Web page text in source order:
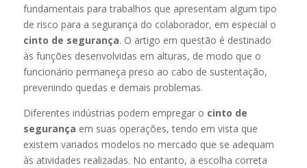
fundamentais para trabalhos que apresentam algum tipo
de risco para a segurança do colaborador, em especial o
cinto de segurança. O artigo em questão é destinado
às funções desenvolvidas em alturas, de modo que o
funcionário permaneça preso ao cabo de sustentação,
prevenindo quedas e demais problemas.
Diferentes indústrias podem empregar o cinto de
segurança em suas operações, tendo em vista que
existem variados modelos no mercado que se adequam
às atividades realizadas. No entanto, a escolha correta